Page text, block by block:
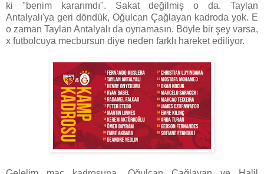
ki "benim kararımdı". Sakat değilmiş o da. Taylan
Antalyalı'ya geri döndük, Oğulcan Çağlayan kadroda yok. E
o zaman Taylan Antalyalı da oynamasın. Böyle bir şey varsa,
x futbolcuya mecbursun diye neden farklı hareket ediliyor.